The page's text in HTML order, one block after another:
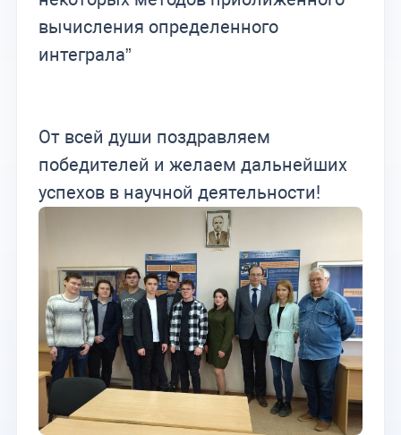
вычисления определенного
интеграла”
От всей души поздравляем
победителей и желаем дальнейших
успехов в научной деятельности!